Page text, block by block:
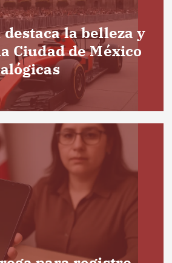
la belleza y
Ciudad de México